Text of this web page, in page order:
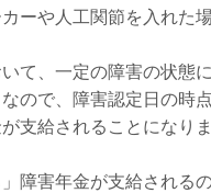
ーや人工関節を入れた
て、一定の障害の状態
ので、障害認定日の時
支給されることになりま
障害年金が支給される